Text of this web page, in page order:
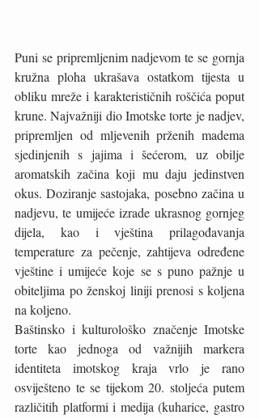
Puni se pripremljenim nadjevom te se gornja
kružna ploha ukrašava ostatkom tijesta u
obliku mreže i karakterističnih roščića poput
krune. Najvažniji dio Imotske torte je nadjev,
pripremljen od mljevenih prženih madema
sjedinjenih s jajima i šećerom, uz obilje
aromatskih začina koji mu daju jedinstven
okus. Doziranje sastojaka, posebno začina u
nadjevu, te umijeće izrade ukrasnog gornjeg
dijela, kao i vještina prilagođavanja
temperature za pečenje, zahtijeva određene
vještine i umijeće koje se s puno pažnje u
obiteljima po ženskoj liniji prenosi s koljena
na koljeno.
Baštinsko i kulturološko značenje Imotske
torte kao jednoga od važnijih markera
identiteta imotskog kraja vrlo je rano
osviješteno te se tijekom 20. stoljeća putem
različitih platformi i medija (kuharice, gastro